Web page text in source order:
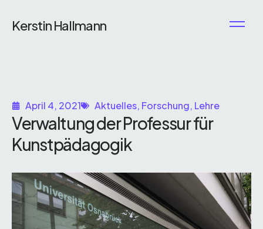
Kerstin Hallmann
April 4, 2021 Aktuelles, Forschung, Lehre
Verwaltung der Professur für
Kunstpädagogik